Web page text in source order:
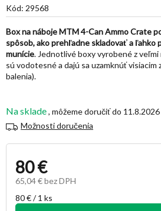
Kód: 29568
Na sklade
11.8.2026
Možnosti doručenia
80 €
65,04 € bez DPH
Jednotková
cena:
80 € / 1 ks
Box na náboje MTM 4-Can Ammo Crate
spôsob, ako prehľadne skladovať a ľahko
munície. Jednotlivé boxy vyrobené z
sú vodotesné a dajú sa uzamknúť visiacim
balenia).
5,0
5
hviezdičiek.